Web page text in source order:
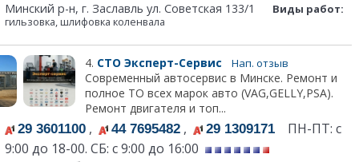
Минский р-н, г. Заславль ул. Советская 133/1
Виды работ:
гильзовка, шлифовка коленвала
4. СТО Эксперт-Сервис Нап. отзыв
Современный автосервис в Минске. Ремонт и
полное ТО всех марок авто (VAG,GELLY,PSA).
Ремонт двигателя и топ...
29 3601100 , 44 7695482 , 29 1309171 ПН-ПТ: с
9:00 до 18-00. СБ: с 9:00 до 16:00